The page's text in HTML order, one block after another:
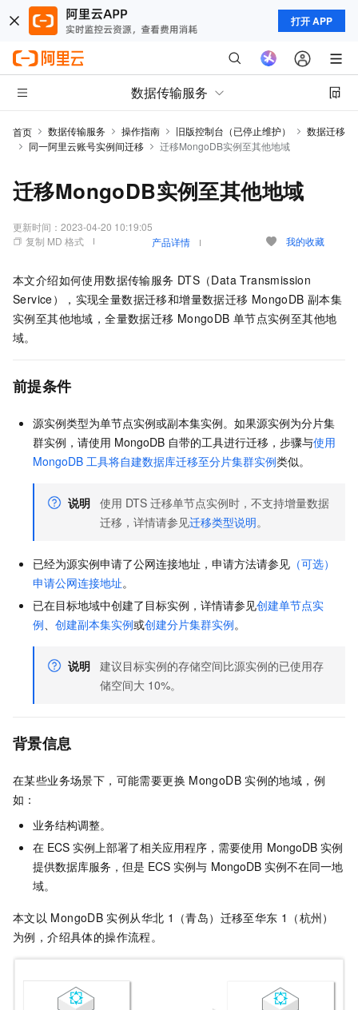
打开 APP
数据传输服务
首页 数据传输服务 操作指南 旧版控制台（已停止维护）
数据迁移
同一阿里云账号实例间迁移
迁移MongoDB实例至其他地域
迁移MongoDB实例至其他地域
更新时间： 2023-04-20 10:19:05
复制 MD 格式
产品详情 我的收藏
本文介绍如何使用数据传输服务 DTS（Data Transmission
Service），实现全量数据迁移和增量数据迁移 MongoDB 副本集
实例至其他地域，全量数据迁移 MongoDB 单节点实例至其他地
域。
前提条件
源实例类型为单节点实例或副本集实例。如果源实例为分片集
群实例，请使用 MongoDB 自带的工具进行迁移，步骤与使用
MongoDB 工具将自建数据库迁移至分片集群实例类似。
说明 使用 DTS 迁移单节点实例时，不支持增量数据
迁移，详情请参见迁移类型说明。
已经为源实例申请了公网连接地址，申请方法请参见 （可选）
申请公网连接地址。
已在目标地域中创建了目标实例，详情请参见创建单节点实
例、 创建副本集实例或创建分片集群实例。
说明 建议目标实例的存储空间比源实例的已使用存
储空间大 10%。
背景信息
在某些业务场景下，可能需要更换 MongoDB 实例的地域，例
如：
业务结构调整。
在 ECS 实例上部署了相关应用程序，需要使用 MongoDB 实例
提供数据库服务，但是 ECS 实例与 MongoDB 实例不在同一地
域。
本文以 MongoDB 实例从华北 1（青岛）迁移至华东 1（杭州）
为例，介绍具体的操作流程。